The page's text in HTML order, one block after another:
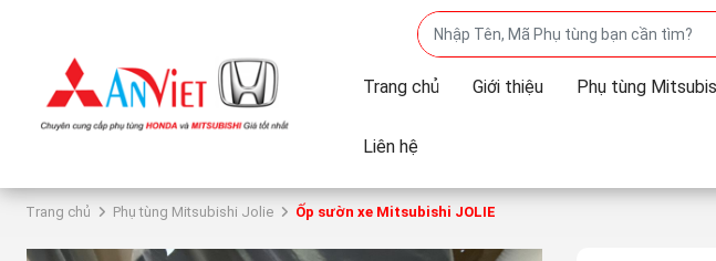
Trang chủ Giới thiệu Phụ tùng
Liên hệ
Trang chủ Phụ tùng Mitsubishi Jolie Ốp sườn xe Mitsubishi JOLIE